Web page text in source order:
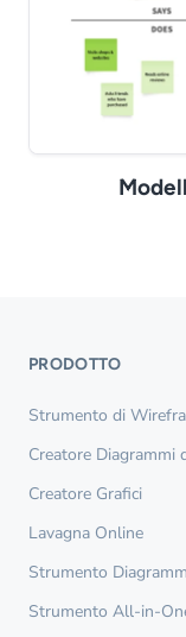
PRODOTTO
Strumento di
Creatore Diagrammi
Creatore Grafici
Lavagna Online
Strumento
Strumento All-in-